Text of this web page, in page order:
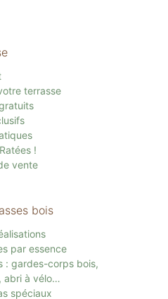
terrasse
!
vente
bois
par essence
: gardes-corps bois,
abri à vélo…
spéciaux